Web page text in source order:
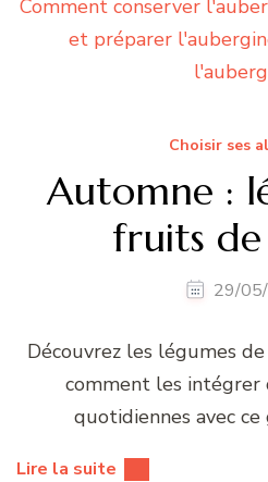
Choisir ses
Automne :
fruits de
29/
Découvrez les légumes
comment les intégrer
quotidiennes avec ce
Lire la suite